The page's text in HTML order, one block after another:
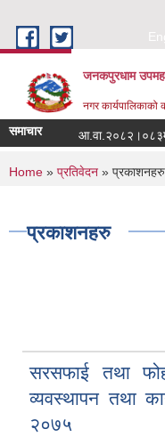
जनकपुरधाम
नगर कार्यपालिकाको
समाचार आ.वा.२०८२।०८३मा
You are here
Home » प्रतिवेदन » प्रकाशनहरु
प्रकाशनहरु
सरसफाई तथा
व्यवस्थापन तथा
२०७५